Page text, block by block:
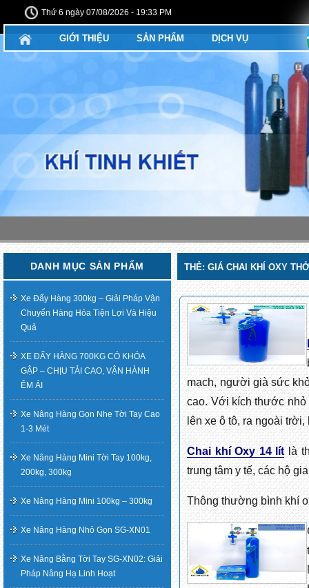
Thứ 6 ngày 07/08/2026 - 19:33 PM
GIỚI THIỆU SẢN PHẨM DỊCH VỤ
THẺ:GIÁ CHAI KHÍ OXY
mạch, người già sức
cao. Với kích thước nhỏ
lên xe ô tô, ra ngoài
Chai khí Oxy 14 lít là
trung tâm y tế, các hộ
Thông thường bình khí
DANH MỤC SẢN PHẨM
Xe Đẩy Hàng 300kg – Giải Pháp Vận
Chuyển Hàng Hóa Tiện Lợi Và Hiệu
Quả
XE ĐẨY HÀNG 700KG CÓ KHÓA
GẬP – CHỊU TẢI CAO, VẬN HÀNH
ÊM ÁI
Xe Nâng Hàng Gọn Nhẹ Tời Tay Cao
1-3 Mét
Xe Nâng Hàng Mini Tời Tay 100kg,
200kg, 300kg
Xe Nâng Hàng Mini 100kg – 300kg
Xe Nâng Hàng Nhỏ Gọn SG-XN01
Xe Nâng Bằng Tời Tay SG-XN02: Giải
Pháp Nâng Hạ Linh Hoạt